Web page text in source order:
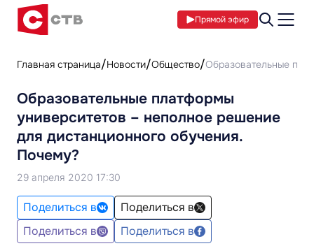
Прямой эфир
Главная страница Новости Общество Образовательные
Образовательные платформы
университетов – неполное решение
для дистанционного обучения.
Почему?
29 апреля 2020 17:30
Поделиться в
Поделиться в
Поделиться в
Поделиться в